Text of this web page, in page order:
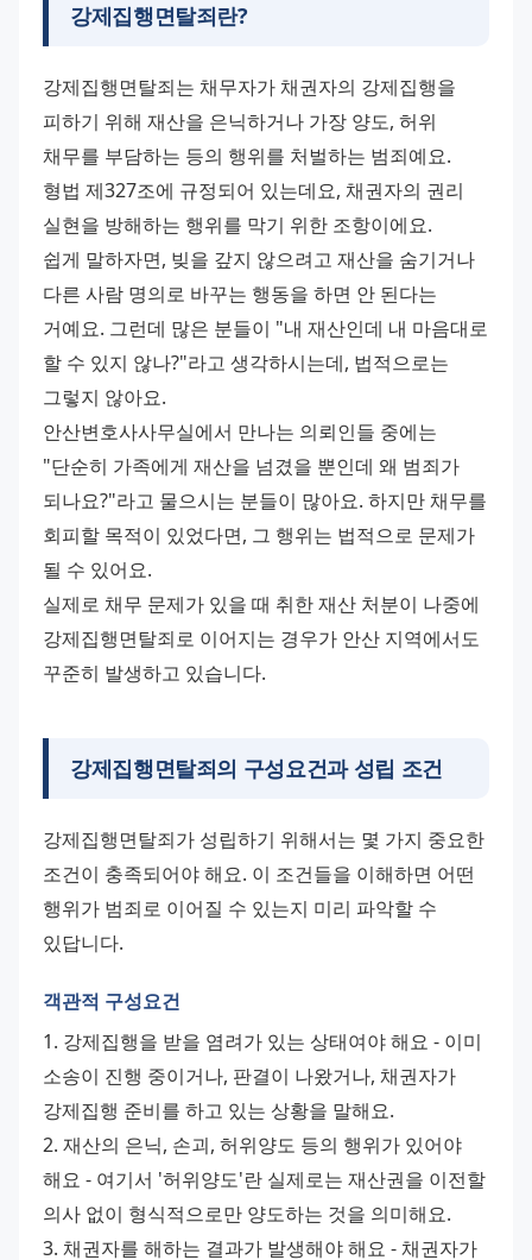
강제집행면탈죄란?
강제집행면탈죄는 채무자가 채권자의 강제집행을
피하기 위해 재산을 은닉하거나 가장 양도, 허위
채무를 부담하는 등의 행위를 처벌하는 범죄예요.
형법 제327조에 규정되어 있는데요, 채권자의 권리
실현을 방해하는 행위를 막기 위한 조항이에요.
쉽게 말하자면, 빚을 갚지 않으려고 재산을 숨기거나
다른 사람 명의로 바꾸는 행동을 하면 안 된다는
거예요. 그런데 많은 분들이 "내 재산인데 내 마음대로
할 수 있지 않나?"라고 생각하시는데, 법적으로는
그렇지 않아요.
안산변호사사무실에서 만나는 의뢰인들 중에는
"단순히 가족에게 재산을 넘겼을 뿐인데 왜 범죄가
되나요?"라고 물으시는 분들이 많아요. 하지만 채무를
회피할 목적이 있었다면, 그 행위는 법적으로 문제가
될 수 있어요.
실제로 채무 문제가 있을 때 취한 재산 처분이 나중에
강제집행면탈죄로 이어지는 경우가 안산 지역에서도
꾸준히 발생하고 있습니다.
강제집행면탈죄의 구성요건과 성립 조건
강제집행면탈죄가 성립하기 위해서는 몇 가지 중요한
조건이 충족되어야 해요. 이 조건들을 이해하면 어떤
행위가 범죄로 이어질 수 있는지 미리 파악할 수
있답니다.
객관적 구성요건
1. 강제집행을 받을 염려가 있는 상태여야 해요 - 이미
소송이 진행 중이거나, 판결이 나왔거나, 채권자가
강제집행 준비를 하고 있는 상황을 말해요.
2. 재산의 은닉, 손괴, 허위양도 등의 행위가 있어야
해요 - 여기서 '허위양도'란 실제로는 재산권을 이전할
의사 없이 형식적으로만 양도하는 것을 의미해요.
3. 채권자를 해하는 결과가 발생해야 해요 - 채권자가